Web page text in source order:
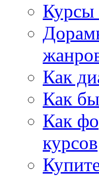
Курсы
Как
Как
Как
курсов